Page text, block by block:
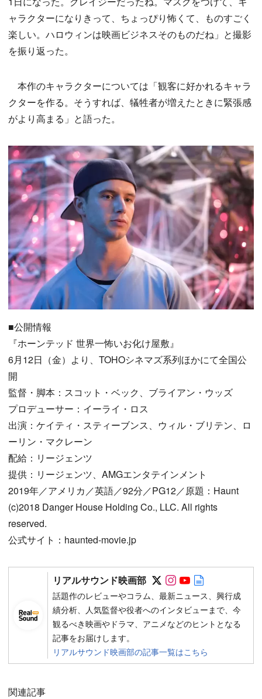
ャラクターになりきって、ちょっぴり怖くて、ものすごく
楽しい。ハロウィンは映画ビジネスそのものだね」と撮影
を振り返った。
本作のキャラクターについては「観客に好かれるキャラ
クターを作る。そうすれば、犠牲者が増えたときに緊張感
がより高まる」と語った。
■公開情報
『ホーンテッド 世界一怖いお化け屋敷』
6月12日（金）より、TOHOシネマズ系列ほかにて全国公
開
監督・脚本：スコット・ベック、ブライアン・ウッズ
プロデューサー：イーライ・ロス
出演：ケイティ・スティーブンス、ウィル・ブリテン、ロ
ーリン・マクレーン
配給：リージェンツ
提供：リージェンツ、AMGエンタテインメント
2019年／アメリカ／英語／92分／PG12／原題：Haunt
(c)2018 Danger House Holding Co., LLC. All rights
reserved.
公式サイト：haunted-movie.jp
リアルサウンド映画部 Follow on SNS
Follow on SNS
Follow on
話題作のレビューやコラム、最新ニュース、興行成
績分析、人気監督や役者へのインタビューまで、今
観るべき映画やドラマ、アニメなどのヒントとなる
記事をお届けします。
リアルサウンド映画部の記事一覧はこちら
関連記事